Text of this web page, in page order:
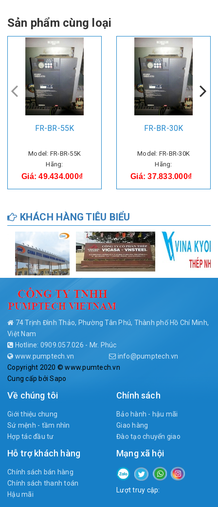
Sản phẩm cùng loại
FR-BR-55K
Model: FR-BR-55K
Hãng:
Giá: 49.434.000₫
FR-BR-30K
Model: FR-BR-30K
Hãng:
Giá: 37.833.000₫
KHÁCH HÀNG TIÊU BIỂU
74 Trịnh Đình Thảo, Phường Tân Phú, Thành phố Hồ Chí Minh,
Việt Nam
Hotline: 0909.057.026 - Mr. Phúc
www.pumptech.vn
info@pumptech.vn
Copyright 2020 © www.pumtech.vn
Cung cấp bởiSapo
Về chúng tôi
Giới thiệu chung
Sứ mệnh - tầm nhìn
Hợp tác đầu tư
Chính sách
Bảo hành - hậu mãi
Giao hàng
Đào tạo chuyển giao
Hỗ trợ khách hàng
Chính sách bán hàng
Chính sách thanh toán
Hậu mãi
Mạng xã hội
Lượt truy cập: